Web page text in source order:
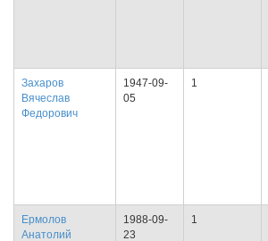
Захаров
Вячеслав
Федорович
1947-09-
05
1
Ермолов
Анатолий
1988-09-
23
1